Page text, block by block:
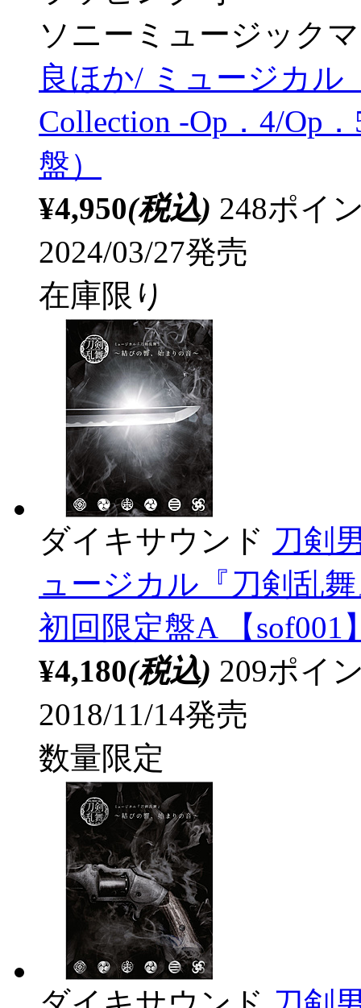
ソニーミュージック
良ほか/ ミュージカル
Collection -Op．4/Op
盤）
¥4,950(税込) 248ポイ
2024/03/27発売
在庫限り
ダイキサウンド 刀剣
ュージカル『刀剣乱
初回限定盤A 【sof001
¥4,180(税込) 209ポイ
2018/11/14発売
数量限定